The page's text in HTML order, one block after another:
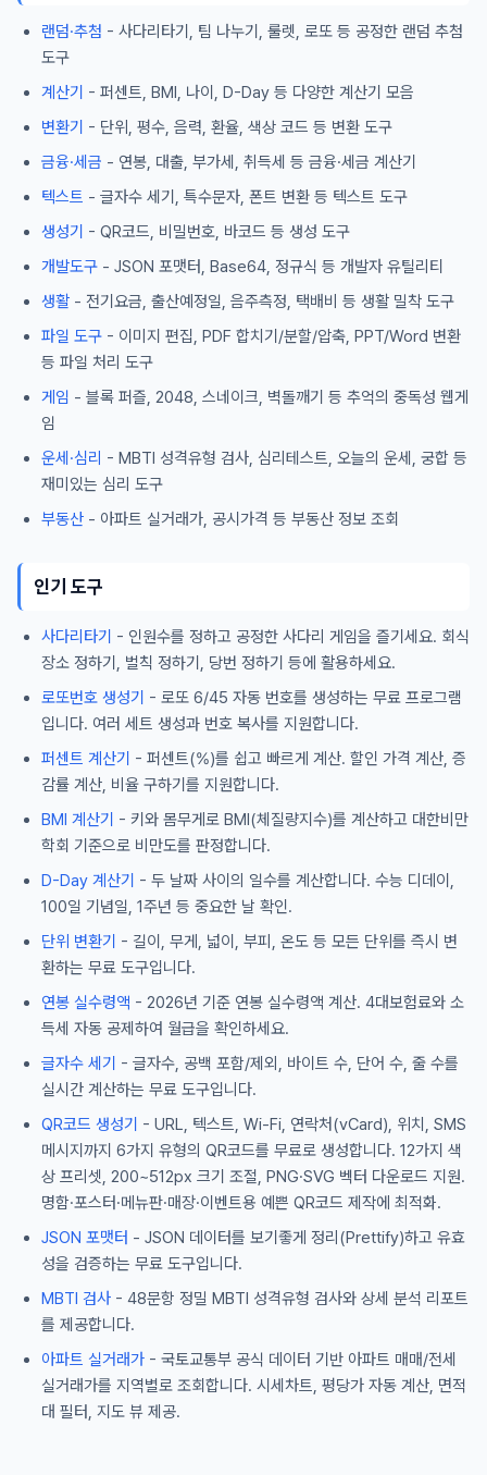
랜덤·추첨 - 사다리타기, 팀 나누기, 룰렛, 로또 등 공정한 랜덤 추첨
도구
계산기 - 퍼센트, BMI, 나이, D-Day 등 다양한 계산기 모음
변환기 - 단위, 평수, 음력, 환율, 색상 코드 등 변환 도구
금융·세금 - 연봉, 대출, 부가세, 취득세 등 금융·세금 계산기
텍스트 - 글자수 세기, 특수문자, 폰트 변환 등 텍스트 도구
생성기 - QR코드, 비밀번호, 바코드 등 생성 도구
개발도구 - JSON 포맷터, Base64, 정규식 등 개발자 유틸리티
생활 - 전기요금, 출산예정일, 음주측정, 택배비 등 생활 밀착 도구
파일 도구 - 이미지 편집, PDF 합치기/분할/압축, PPT/Word 변환
등 파일 처리 도구
게임 - 블록 퍼즐, 2048, 스네이크, 벽돌깨기 등 추억의 중독성 웹게
임
운세·심리 - MBTI 성격유형 검사, 심리테스트, 오늘의 운세, 궁합 등
재미있는 심리 도구
부동산 - 아파트 실거래가, 공시가격 등 부동산 정보 조회
인기 도구
사다리타기 - 인원수를 정하고 공정한 사다리 게임을 즐기세요. 회식
장소 정하기, 벌칙 정하기, 당번 정하기 등에 활용하세요.
로또번호 생성기 - 로또 6/45 자동 번호를 생성하는 무료 프로그램
입니다. 여러 세트 생성과 번호 복사를 지원합니다.
퍼센트 계산기 - 퍼센트(%)를 쉽고 빠르게 계산. 할인 가격 계산, 증
감률 계산, 비율 구하기를 지원합니다.
BMI 계산기 - 키와 몸무게로 BMI(체질량지수)를 계산하고 대한비만
학회 기준으로 비만도를 판정합니다.
D-Day 계산기 - 두 날짜 사이의 일수를 계산합니다. 수능 디데이,
100일 기념일, 1주년 등 중요한 날 확인.
단위 변환기 - 길이, 무게, 넓이, 부피, 온도 등 모든 단위를 즉시 변
환하는 무료 도구입니다.
연봉 실수령액 - 2026년 기준 연봉 실수령액 계산. 4대보험료와 소
득세 자동 공제하여 월급을 확인하세요.
글자수 세기 - 글자수, 공백 포함/제외, 바이트 수, 단어 수, 줄 수를
실시간 계산하는 무료 도구입니다.
QR코드 생성기 - URL, 텍스트, Wi-Fi, 연락처(vCard), 위치, SMS
메시지까지 6가지 유형의 QR코드를 무료로 생성합니다. 12가지 색
상 프리셋, 200~512px 크기 조절, PNG·SVG 벡터 다운로드 지원.
명함·포스터·메뉴판·매장·이벤트용 예쁜 QR코드 제작에 최적화.
JSON 포맷터 - JSON 데이터를 보기좋게 정리(Prettify)하고 유효
성을 검증하는 무료 도구입니다.
MBTI 검사 - 48문항 정밀 MBTI 성격유형 검사와 상세 분석 리포트
를 제공합니다.
아파트 실거래가 - 국토교통부 공식 데이터 기반 아파트 매매/전세
실거래가를 지역별로 조회합니다. 시세차트, 평당가 자동 계산, 면적
대 필터, 지도 뷰 제공.